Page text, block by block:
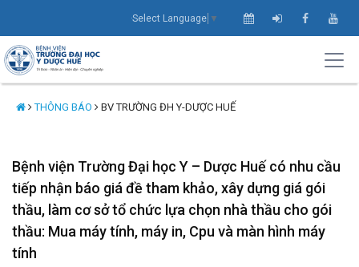
Select Language ▼
THÔNG BÁO BV TRƯỜNG ĐH Y-DƯỢC HUẾ
Bệnh viện Trường Đại học Y – Dược Huế có nhu cầu
tiếp nhận báo giá đề tham khảo, xây dựng giá gói
thầu, làm cơ sở tổ chức lựa chọn nhà thầu cho gói
thầu: Mua máy tính, máy in, Cpu và màn hình máy
tính